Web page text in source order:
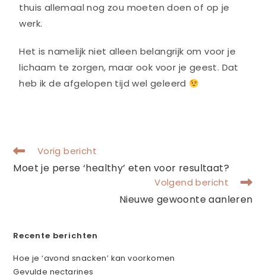
thuis allemaal nog zou moeten doen of op je
werk.
Het is namelijk niet alleen belangrijk om voor je
lichaam te zorgen, maar ook voor je geest. Dat
heb ik de afgelopen tijd wel geleerd
Vorig bericht
Moet je perse ‘healthy’ eten voor resultaat?
Volgend bericht
Nieuwe gewoonte aanleren
Recente berichten
Hoe je ‘avond snacken’ kan voorkomen
Gevulde nectarines